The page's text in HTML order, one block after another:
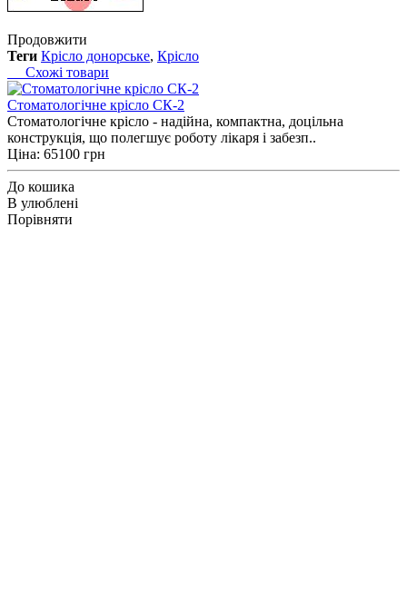
Продовжити
Теги Крісло донорське, Крісло
Схожі товари
Cтоматологічне крісло СК-2
Стоматологічне крісло - надійна, компактна, доцільна
конструкція, що полегшує роботу лікаря і забезп..
Ціна: 65100 грн
До кошика
В улюблені
Порівняти